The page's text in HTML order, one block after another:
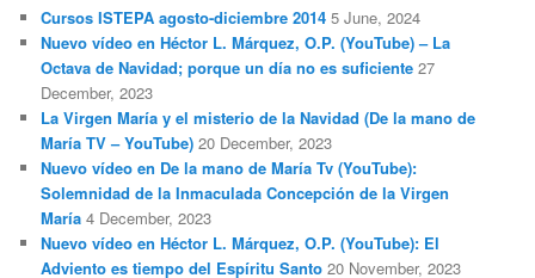
Cursos ISTEPA agosto-diciembre 2014 5 June, 2024
Nuevo vídeo en Héctor L. Márquez, O.P. (YouTube) – La
Octava de Navidad; porque un día no es suficiente 27
December, 2023
La Virgen María y el misterio de la Navidad (De la mano de
María TV – YouTube) 20 December, 2023
Nuevo vídeo en De la mano de María Tv (YouTube):
Solemnidad de la Inmaculada Concepción de la Virgen
María 4 December, 2023
Nuevo vídeo en Héctor L. Márquez, O.P. (YouTube): El
Adviento es tiempo del Espíritu Santo 20 November, 2023